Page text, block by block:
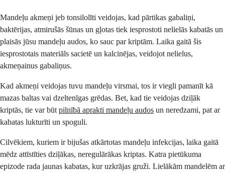
Mandeļu akmeņi jeb tonsilolīti veidojas, kad pārtikas gabaliņi,
baktērijas, atmirušās šūnas un gļotas tiek iesprostoti nelielās kabatās un
plaisās jūsu mandeļu audos, ko sauc par kriptām. Laika gaitā šis
iesprostotais materiāls sacietē un kalcinējas, veidojot nelielus,
akmeņainus gabaliņus.
Kad akmeņi veidojas tuvu mandeļu virsmai, tos ir viegli pamanīt kā
mazas baltas vai dzeltenīgas grēdas. Bet, kad tie veidojas dziļāk
kriptās, tie var būt pilnībā aprakti mandeļu audos un neredzami, pat ar
kabatas lukturīti un spoguli.
Cilvēkiem, kuriem ir bijušas atkārtotas mandeļu infekcijas, laika gaitā
mēdz attīstīties dziļākas, neregulārākas kriptas. Katra pietūkuma
epizode rada jaunas kabatas, kur uzkrājas gruži. Lielākām mandelēm ar